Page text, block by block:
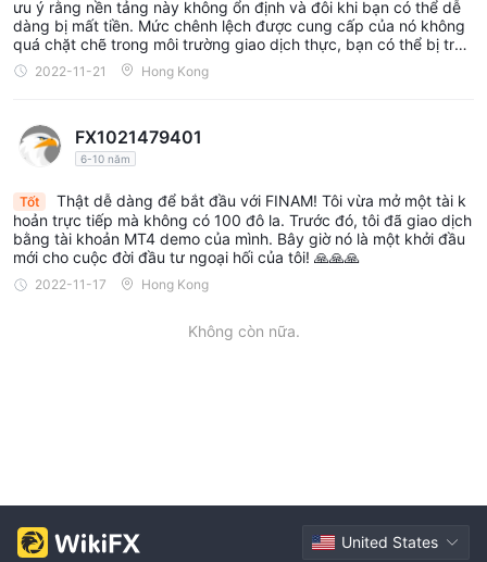
ưu ý rằng nền tảng này không ổn định và đôi khi bạn có thể dễ
dàng bị mất tiền. Mức chênh lệch được cung cấp của nó không
quá chặt chẽ trong môi trường giao dịch thực, bạn có thể bị trượ
t giá cao, do đó dẫn đến thua lỗ.
2022-11-21 Hong Kong
FX1021479401
6-10 năm
Tốt
Thật dễ dàng để bắt đầu với FINAM! Tôi vừa mở một tài k
hoản trực tiếp mà không có 100 đô la. Trước đó, tôi đã giao dịch
bằng tài khoản MT4 demo của mình. Bây giờ nó là một khởi đầu
mới cho cuộc đời đầu tư ngoại hối của tôi! 🙏🙏🙏
2022-11-17 Hong Kong
Không còn nữa.
United States